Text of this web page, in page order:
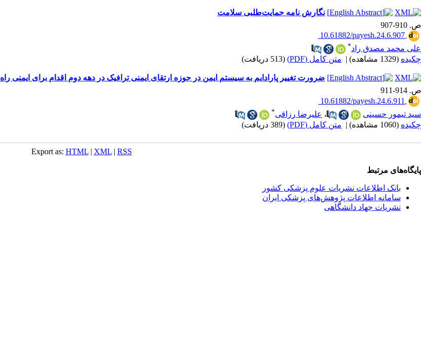
نگارش نامه حمایت‌طلبی سلامت
ص. 910-907
‎ 10.61882/payesh.24.6.907
علی محمد مصدق راد*
چکیده (1329 مشاهده) | متن کامل (PDF) (513 دریافت)
ضرورت تغییر پارادایم به سیستم ایمن در حوزه ارتقای ایمنی ترافیک در دهه دوم اقدام برای ایمنی راه
ص. 914-911
‎ 10.61882/payesh.24.6.911
سید تیمور حسینی
، علیرضا رزاقی*
چکیده (1060 مشاهده) | متن کامل (PDF) (389 دریافت)
Export as: HTML| XML| RSS
پایگاه‌های مرتبط
بانک اطلاعات نشریات علوم پزشکی کشور
سامانه اطلاعات پژوهش‌های پزشکی ایران
نشریات جهاد دانشگاهی